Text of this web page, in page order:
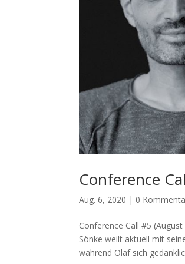
Conference
Aug. 6, 2020 | 0
Conference Call #5
Sönke weilt aktuell mit
während Olaf sich